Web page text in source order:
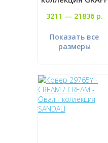
3211 — 21836 р.
Показать все
размеры